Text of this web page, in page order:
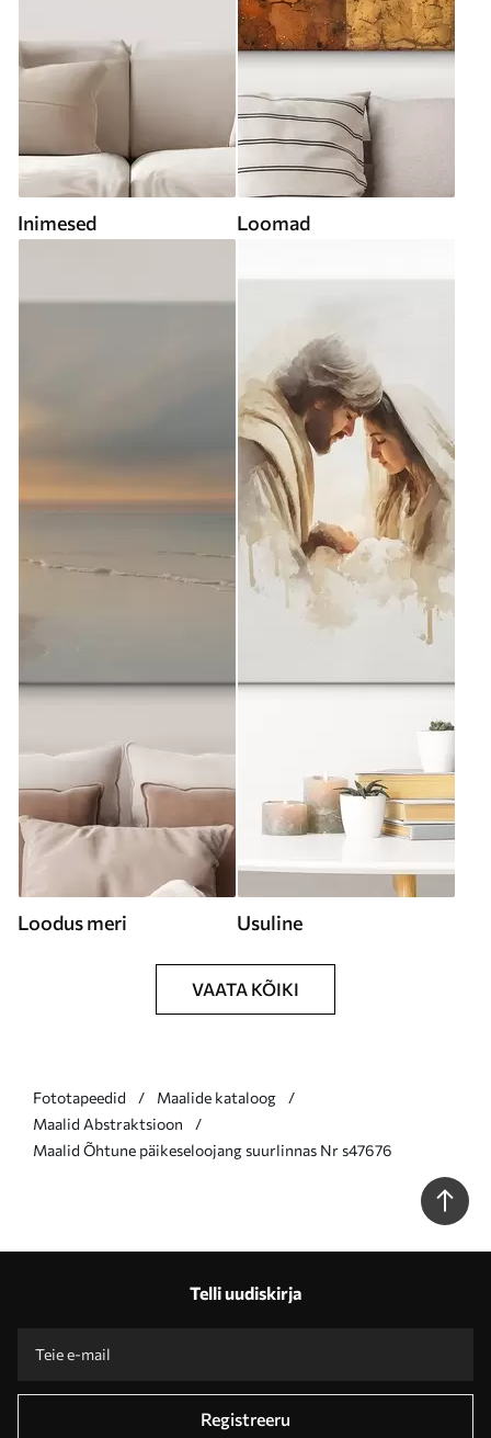
Inimesed Loomad
Loodus meri Usuline
VAATA KÕIKI
Fototapeedid
Maalide kataloog
Maalid Abstraktsioon
Maalid Õhtune päikeseloojang suurlinnas Nr s47676
Telli uudiskirja
Registreeru